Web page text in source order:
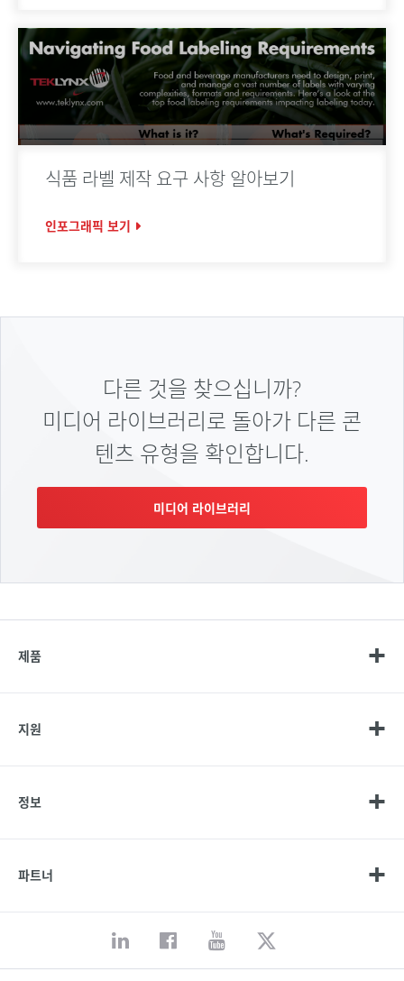
식품 라벨 제작 요구 사항 알아보기
인포그래픽 보기
다른 것을 찾으십니까?
미디어 라이브러리로 돌아가 다른 콘
텐츠 유형을 확인합니다.
미디어 라이브러리
제품
지원
정보
파트너